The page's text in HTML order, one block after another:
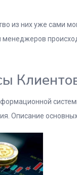
из них уже сами
Описание